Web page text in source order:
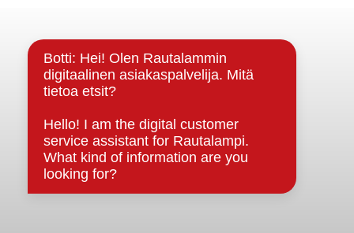
Strategiat, ohjelmat, ohjeet, suunnitelmat, säännöt ja
sopimukset
Asiakirjajulkisuuskuvaus
Evästeet
Saavutettavuusseloste
Tietosuoja
Tietosuojaselosteet